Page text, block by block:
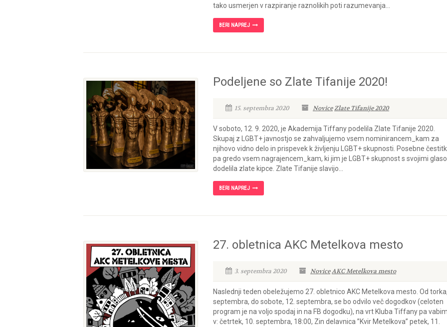
tako usmerjen v razpiranje raznolikih poti razumevanja...
BERI NAPREJ
Podeljene so Zlate Tifanije 2020!
15. septembra 2020 NoviceZlate Tifanije 2020
V soboto, 12. 9. 2020, je Akademija Tiffany podelila Zlate Tifanije 2020.
Skupaj z LGBT+ javnostjo se zahvaljujemo vsem nominirancem_kam za
njihovo vidno delo in prispevek k življenju LGBT+ skupnosti. Posebne
pa gredo vsem nagrajencem_kam, ki jim je LGBT+ skupnost s svojimi
dodelila zlate kipce. Zlate Tifanije slavijo...
BERI NAPREJ
27. obletnica AKC Metelkova mesto
3. septembra 2020 NoviceAKC Metelkova mesto
Naslednji teden obeležujemo 27. obletnico AKC Metelkova mesto. Od
septembra, do sobote, 12. septembra, se bo odvilo več dogodkov (celoten
program je na voljo spodaj in na FB dogodku), na vrt Kluba Tiffany pa
v: četrtek, 10. septembra, 18:00, Zin delavnica ”Kvir Metelkova” petek, 11.